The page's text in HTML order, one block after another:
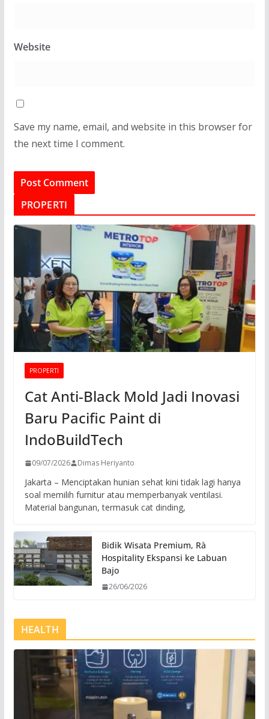
Website
Save my name, email, and website in this browser for
the next time I comment.
PROPERTI
PROPERTI
Cat Anti-Black Mold Jadi Inovasi
Baru Pacific Paint di
IndoBuildTech
09/07/2026 Dimas Heriyanto
Jakarta – Menciptakan hunian sehat kini tidak lagi hanya
soal memilih furnitur atau memperbanyak ventilasi.
Material bangunan, termasuk cat dinding,
Bidik Wisata Premium, Rà
Hospitality Ekspansi ke Labuan
Bajo
26/06/2026
HEALTH